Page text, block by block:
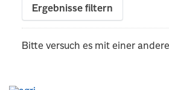
Ergebnisse filtern
Bitte versuch es mit einer